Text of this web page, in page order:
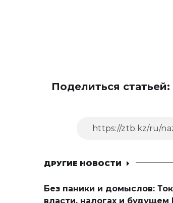
Поделиться статьей:
ДРУГИЕ НОВОСТИ
Без паники и домыслов:
власти, налогах и будущем